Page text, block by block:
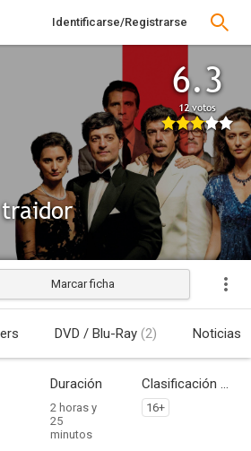
Identificarse/Registrarse
6.3
12 votos
Estrenada
Marcar ficha
DVD / Blu-Ray (2) Noticias
Duración
2 horas y
25
minutos
Clasificación por edades
16+